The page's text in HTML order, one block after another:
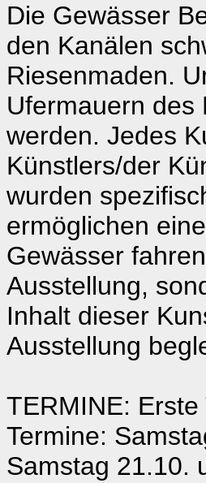
Die Gewässer
den Kanälen
Riesenmaden.
Ufermauern des
werden. Jedes
Künstlers/der
wurden
ermöglichen
Gewässer
Ausstellung,
Inhalt dieser
Ausstellung
TERMINE:
Termine:
Samstag 21.10.